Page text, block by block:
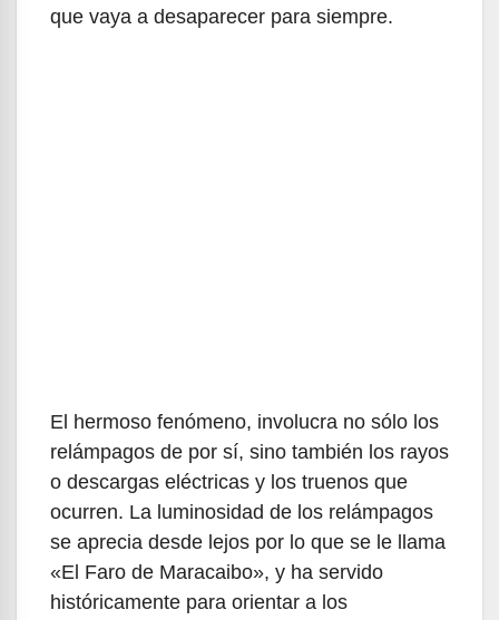
que vaya a desaparecer para siempre.
El hermoso fenómeno, involucra no sólo los
relámpagos de por sí, sino también los rayos
o descargas eléctricas y los truenos que
ocurren. La luminosidad de los relámpagos
se aprecia desde lejos por lo que se le llama
«El Faro de Maracaibo», y ha servido
históricamente para orientar a los